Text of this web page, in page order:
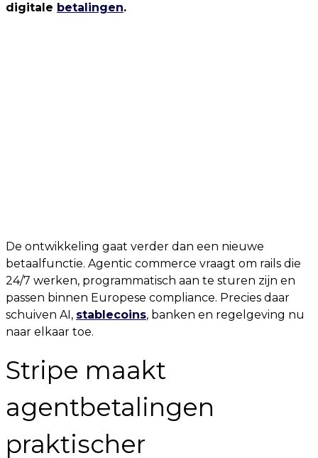
digitale betalingen.
De ontwikkeling gaat verder dan een nieuwe
betaalfunctie. Agentic commerce vraagt om rails die
24/7 werken, programmatisch aan te sturen zijn en
passen binnen Europese compliance. Precies daar
schuiven AI, stablecoins, banken en regelgeving nu
naar elkaar toe.
Stripe maakt
agentbetalingen
praktischer